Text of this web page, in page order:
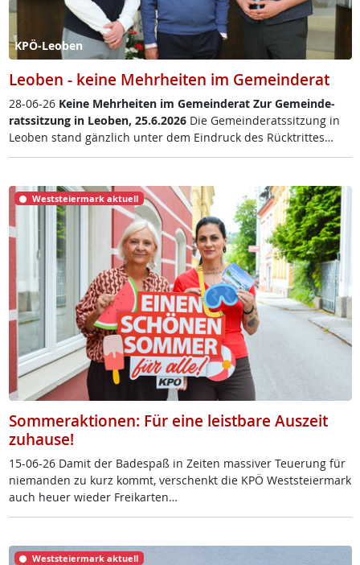
KPÖ-Leoben
Leoben - keine Mehrheiten im Gemeinderat
28-06-26 Kei­ne Mehr­hei­ten im Ge­mein­de­rat Zur Ge­mein­de­
rats­sit­zung in Leo­ben, 25.6.2026Die Ge­mein­de­rats­sit­zung in
Leo­ben stand gänz­lich un­ter dem Ein­druck des Rück­trit­tes…
Weststeiermark aktuell
Sommeraktionen: Für eine leistbare Auszeit
zuhause!
15-06-26 Da­mit der Ba­de­spaß in Zei­ten mas­si­ver Teue­rung für
nie­man­den zu kurz kommt, ver­schenkt die KPÖ West­s­tei­er­mark
auch heu­er wie­der Frei­k­ar­ten…
Weststeiermark aktuell